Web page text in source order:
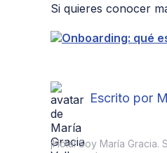
Si quieres conocer
Escrito por
¡Hola! Soy María